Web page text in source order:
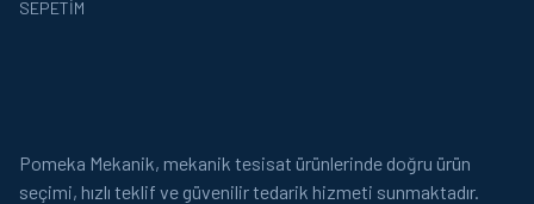
SEPETIM
Pomeka Mekanik, mekanik tesisat ürünlerinde doğru ürün
seçimi, hızlı teklif ve güvenilir tedarik hizmeti sunmaktadır.